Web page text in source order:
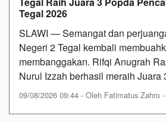
Tegal 2026
SLAWI — Semangat dan
Negeri 2 Tegal kembali
membanggakan. Rifqi Anugrah
Nurul Izzah berhasil meraih Juara
09/08/2026 09:44 - Oleh Fatimatus Zahro